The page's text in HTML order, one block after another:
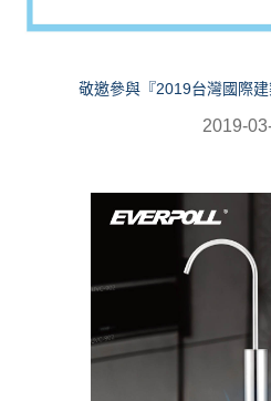
敬邀參與『2019台灣國際建
2019-